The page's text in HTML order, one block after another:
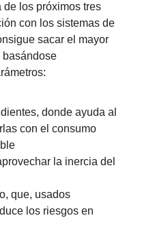
de los próximos tres
con los sistemas de
sacar el mayor
basándose
donde ayuda al
con el consumo
la inercia del
que, usados
los riesgos en